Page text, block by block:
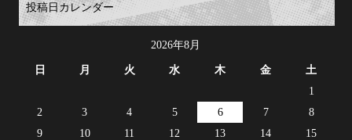
投稿日カレンダー
2026年8月
日 月 火 水 木 金
土
1
2
3 4 5 6 7
8
9
10 11 12 13 14 15